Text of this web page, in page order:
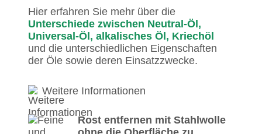
Hier erfahren Sie mehr über die
Unterschiede zwischen Neutral-Öl,
Universal-Öl, alkalisches Öl, Kriechöl
und die unterschiedlichen Eigenschaften
der Öle sowie deren Einsatzzwecke.
Weitere Informationen
Rost entfernen mit Stahlwolle